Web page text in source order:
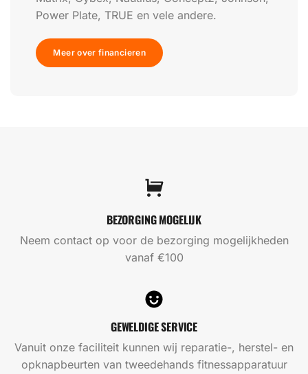
Power Plate, TRUE en vele andere.
Meer over financieren
BEZORGING MOGELIJK
Neem contact op voor de bezorging mogelijkheden
vanaf €100
GEWELDIGE SERVICE
Vanuit onze faciliteit kunnen wij reparatie-, herstel- en
opknapbeurten van tweedehands fitnessapparatuur